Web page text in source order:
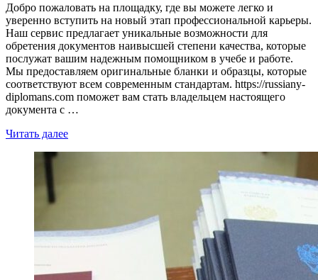
Добро пожаловать на площадку, где вы можете легко и
уверенно вступить на новый этап профессиональной карьеры.
Наш сервис предлагает уникальные возможности для
обретения документов наивысшей степени качества, которые
послужат вашим надежным помощником в учебе и работе.
Мы предоставляем оригинальные бланки и образцы, которые
соответствуют всем современным стандартам. https://russiany-
diplomans.com поможет вам стать владельцем настоящего
документа с …
Читать далее